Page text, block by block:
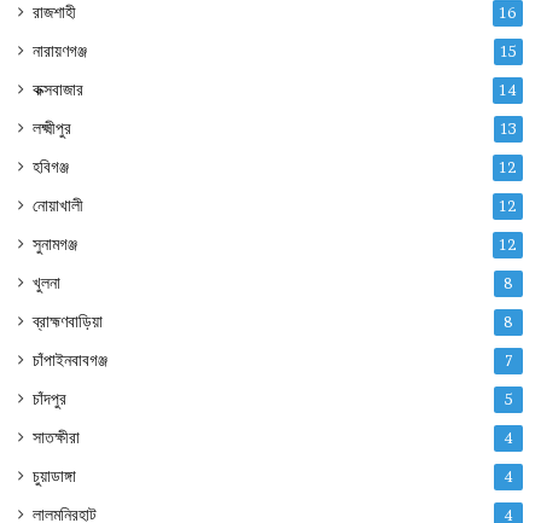
রাজশাহী 16
নারায়ণগঞ্জ 15
কক্সবাজার 14
লক্ষ্মীপুর 13
হবিগঞ্জ 12
নোয়াখালী 12
সুনামগঞ্জ 12
খুলনা 8
ব্রাহ্মণবাড়িয়া 8
চাঁপাইনবাবগঞ্জ 7
চাঁদপুর 5
সাতক্ষীরা 4
চুয়াডাঙ্গা 4
লালমনিরহাট 4